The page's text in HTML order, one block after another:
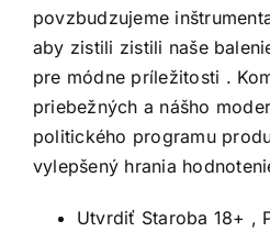
povzbudzujeme
aby zistili zistili naše
pre módne príležitosti .
priebežných a nášho
politického programu
vylepšený hrania
Utvrdiť Staroba 18+ ,